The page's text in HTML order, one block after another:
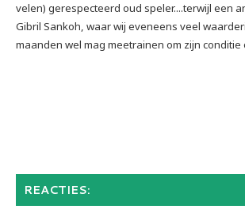
velen) gerespecteerd oud speler....terwijl een
Gibril Sankoh, waar wij eveneens veel
maanden wel mag meetrainen om zijn conditie
REACTIES: